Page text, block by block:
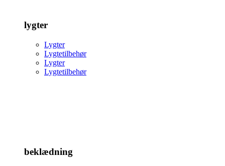
lygter
Lygter
Lygtetilbehør
Lygter
Lygtetilbehør
beklædning